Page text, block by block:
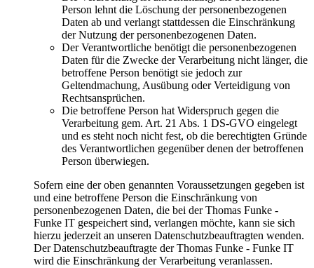
Person lehnt die Löschung der personenbezogenen
Daten ab und verlangt stattdessen die Einschränkung
der Nutzung der personenbezogenen Daten.
Der Verantwortliche benötigt die personenbezogenen
Daten für die Zwecke der Verarbeitung nicht länger, die
betroffene Person benötigt sie jedoch zur
Geltendmachung, Ausübung oder Verteidigung von
Rechtsansprüchen.
Die betroffene Person hat Widerspruch gegen die
Verarbeitung gem. Art. 21 Abs. 1 DS-GVO eingelegt
und es steht noch nicht fest, ob die berechtigten Gründe
des Verantwortlichen gegenüber denen der betroffenen
Person überwiegen.
Sofern eine der oben genannten Voraussetzungen gegeben ist
und eine betroffene Person die Einschränkung von
personenbezogenen Daten, die bei der Thomas Funke -
Funke IT gespeichert sind, verlangen möchte, kann sie sich
hierzu jederzeit an unseren Datenschutzbeauftragten wenden.
Der Datenschutzbeauftragte der Thomas Funke - Funke IT
wird die Einschränkung der Verarbeitung veranlassen.